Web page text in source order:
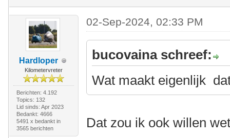
Hardloper
Kilometervreter
Berichten: 4.192
Topics: 132
Lid sinds: Apr 2023
Bedankt: 4666
5491 x bedankt in
3565 berichten
02-Sep-2024, 02:33 PM
bucovaina schreef:
Wat maakt eigenlijk
Dat zou ik ook willen